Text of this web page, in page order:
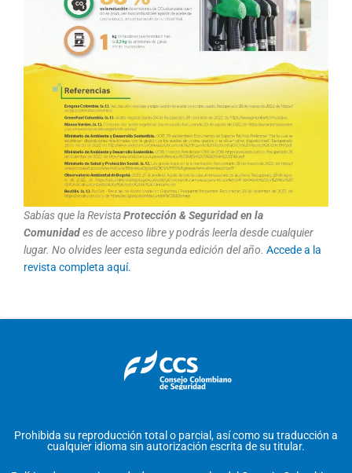
Sabías que la RevistaProtección & Seguridad en la
Comunidades de acceso libre y podrás leerla desde cualquier
lugar. No olvides leer esta segunda edición del año. Accede a la
revista completa aquí.
Prohibida su reproducción total o parcial, así como su traducción a
cualquier idioma sin autorización escrita de su titular.